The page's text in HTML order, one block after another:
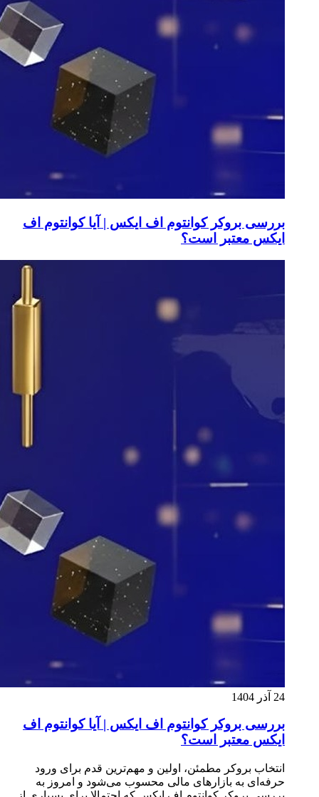
بررسی بروکر کوانتوم اف ایکس | آیا کوانتوم اف
ایکس معتبر است؟
24 آذر 1404
بررسی بروکر کوانتوم اف ایکس | آیا کوانتوم اف
ایکس معتبر است؟
انتخاب بروکر مطمئن، اولین و مهم‌ترین قدم برای ورود
حرفه‌ای به بازارهای مالی محسوب می‌شود و امروز به